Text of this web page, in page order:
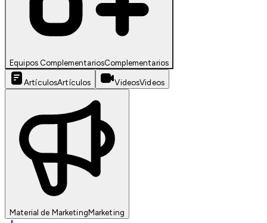
Equipos ComplementariosComplementarios
ArtículosArtículos VideosVideos
Material de MarketingMarketing